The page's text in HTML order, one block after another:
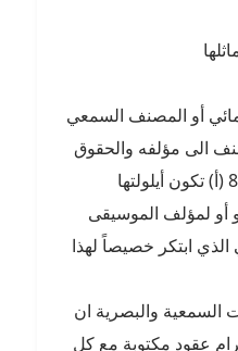
أو المصنف السمعي
الى مؤلفه والحقوق
الأدبية المذكورة في المادة 8 (أ) تكون أيلولتها
أو لمؤلف الموسيقى
الذي ابتكر خصيصاً لهذا
السمعية والبصرية ان
عقود مكتوبة مع كل